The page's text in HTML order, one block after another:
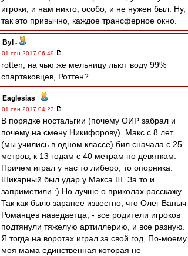
игроки, и нам никто, особо, и не нужен был. Ну,
так это привычно, каждое трансферное окно.
Byl -
01 сен 2017 06:49
rotten, на чью же мельницу льют воду 99%
спартаковцев, Роттен?
Eaglesias -
01 сен 2017 04:23
В порядке ностальгии (почему ОИР забрал и
почему на смену Никифорову). Макс с 8 лет
(мы учились в одном классе) бил сначала с 25
метров, к 13 годам с 40 метрам по девяткам.
Причем играл у нас то либеро, то опорника.
Шикарный был удар у Макса Ш. За то и
заприметили :) Но лучше о приколах расскажу.
Так как было заранее известно, что Олег Ваныч
Романцев наведаетца, - все родители игроков
подтянули тяжелую артиллерию, и все разную.
Я тогда на воротах играл за свой год, По-моему
моя мама единственная которая не